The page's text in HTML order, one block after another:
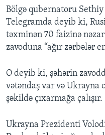
Bölgə qubernatoru
Telegramda deyib ki,
təxminən 70 faizinə
zavoduna “ağır zərbələr
O deyib ki, şəhərin
vətəndaş var və Ukrayna
şəkildə çıxarmağa çalışır.
Ukrayna Prezidenti